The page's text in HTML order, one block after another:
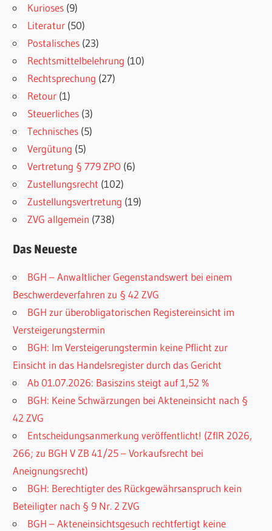
Kurioses (9)
Literatur (50)
Postalisches (23)
Rechtsmittelbelehrung (10)
Rechtsprechung (27)
Retour (1)
Steuerliches (3)
Technisches (5)
Vergütung (5)
Vertretung § 779 ZPO (6)
Zustellungsrecht (102)
Zustellungsvertretung (19)
ZVG allgemein (738)
Das Neueste
BGH – Anwaltlicher Gegenstandswert bei einem
Beschwerdeverfahren zu § 42 ZVG
BGH zur überobligatorischen Registereinsicht im
Versteigerungstermin
BGH: Im Versteigerungstermin keine Pflicht zur
Einsicht in das Handelsregister durch das Gericht
Ab 01.07.2026: Basiszins steigt auf 1,52 %
BGH: Keine Schwärzungen bei Akteneinsicht nach §
42 ZVG
Entscheidungsanmerkung veröffentlicht! (ZfIR 2026,
266; zu BGH V ZB 41/25 – Vorkaufsrecht bei
Aneignungsrecht)
BGH: Berechtigter des Rückgewährsanspruch kein
Beteiligter nach § 9 Nr. 2 ZVG
BGH – Akteneinsichtsgesuch rechtfertigt keine